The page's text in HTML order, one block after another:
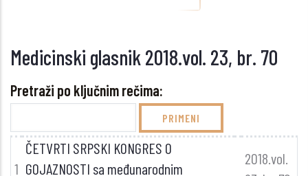
Medicinski glasnik 2018.vol. 23, br. 70
Pretraži po ključnim rečima:
1
ČETVRTI SRPSKI KONGRES O
GOJAZNOSTI sa međunarodnim
2018.vol.